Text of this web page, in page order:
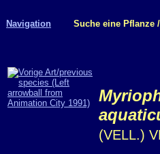
Navigation Suche eine Pflanze
(VELL.)